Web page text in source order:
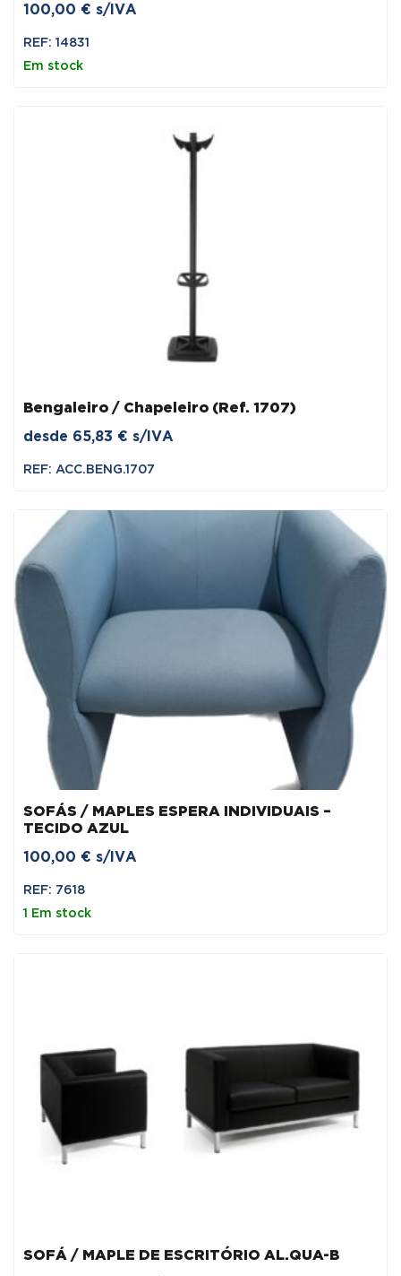
100,00 € s/IVA
REF: 14831
Em stock
Bengaleiro / Chapeleiro (Ref. 1707)
desde 65,83 € s/IVA
REF: ACC.BENG.1707
SOFÁS / MAPLES ESPERA INDIVIDUAIS –
TECIDO AZUL
100,00 € s/IVA
REF: 7618
1 Em stock
SOFÁ / MAPLE DE ESCRITÓRIO AL.QUA-B